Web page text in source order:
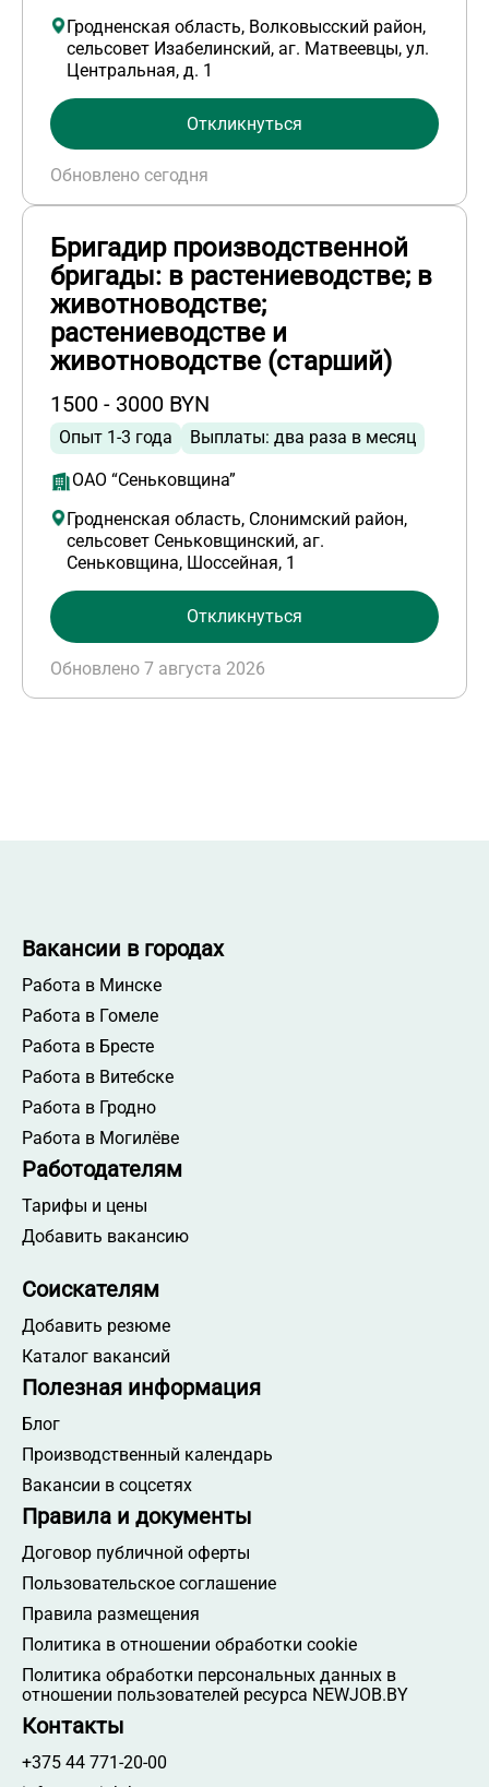
Гродненская область, Волковысский район,
сельсовет Изабелинский, аг. Матвеевцы, ул.
Центральная, д. 1
Обновлено сегодня
Откликнуться
Бригадир производственной
бригады: в растениеводстве; в
животноводстве;
растениеводстве и
животноводстве (старший)
1500 - 3000 BYN
Опыт 1-3 года Выплаты: два раза в месяц
ОАО “Сеньковщина”
Гродненская область, Слонимский район,
сельсовет Сеньковщинский, аг.
Сеньковщина, Шоссейная, 1
Обновлено 7 августа 2026
Откликнуться
Вакансии в городах
Работа в Минске
Работа в Гомеле
Работа в Бресте
Работа в Витебске
Работа в Гродно
Работа в Могилёве
Работодателям
Тарифы и цены
Добавить вакансию
Соискателям
Добавить резюме
Каталог вакансий
Полезная информация
Блог
Производственный календарь
Вакансии в соцсетях
Правила и документы
Договор публичной оферты
Пользовательское соглашение
Правила размещения
Политика в отношении обработки cookie
Политика обработки персональных данных в
отношении пользователей ресурса NEWJOB.BY
Контакты
+375 44 771-20-00